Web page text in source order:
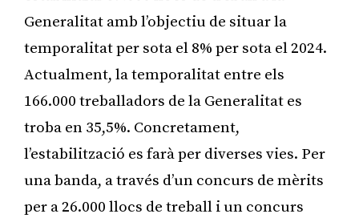
Generalitat amb l’objectiu de situar la
temporalitat per sota el 8% per sota el 2024.
Actualment, la temporalitat entre els
166.000 treballadors de la Generalitat es
troba en 35,5%. Concretament,
l’estabilització es farà per diverses vies. Per
una banda, a través d’un concurs de mèrits
per a 26.000 llocs de treball i un concurs